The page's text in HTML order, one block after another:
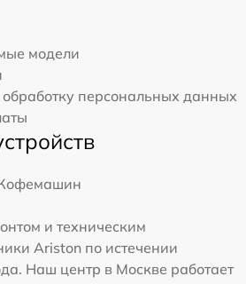
модели
обработку персональных данных
и техническим
Ariston по истечении
Наш центр в Москве работает